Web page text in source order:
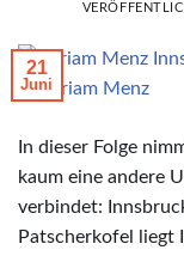
© Miriam Menz
21
Juni
In dieser Folge
kaum eine andere
verbindet:
Patscherkofel liegt